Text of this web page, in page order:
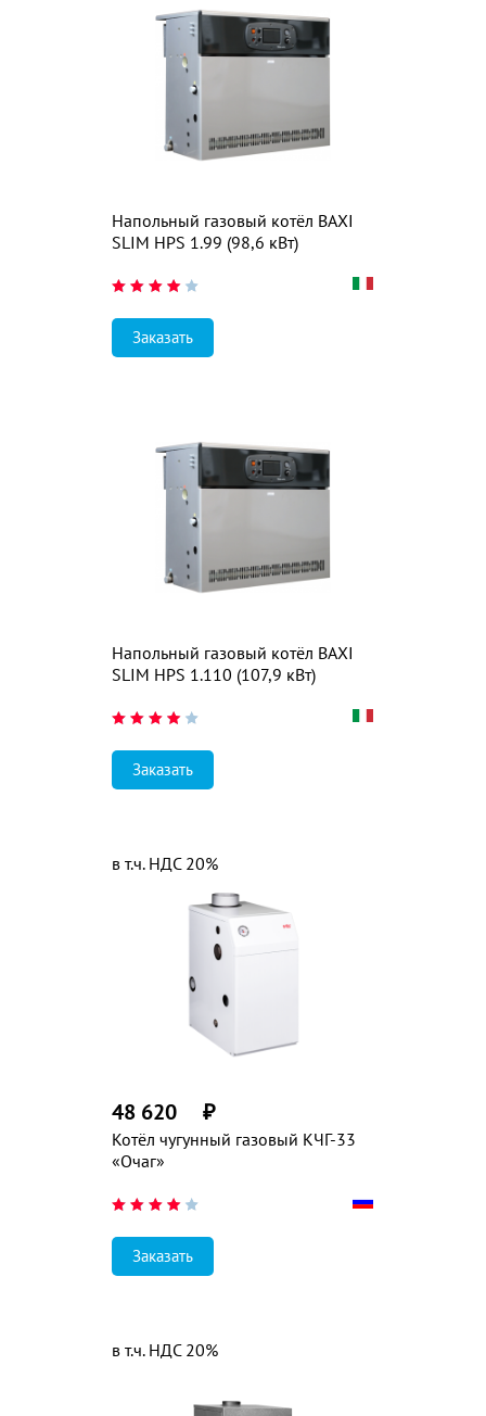
Напольный газовый котёл BAXI
SLIM HPS 1.99 (98,6 кВт)
Заказать
Напольный газовый котёл BAXI
SLIM HPS 1.110 (107,9 кВт)
Заказать
Котёл чугунный газовый КЧГ-33
«Очаг»
48 620 ₽
в т.ч. НДС 20%
Заказать
в т.ч. НДС 20%